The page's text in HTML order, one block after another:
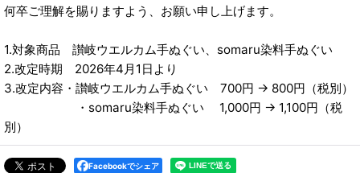
何卒ご理解を賜りますよう、お願い申し上げます。
1.対象商品 讃岐ウエルカム手ぬぐい、somaru染料手ぬぐい
2.改定時期 2026年4月1日より
3.改定内容・讃岐ウエルカム手ぬぐい 700円 → 800円（税別）
・somaru染料手ぬぐい 1,000円 → 1,100円（税
別）
Facebookでシェア